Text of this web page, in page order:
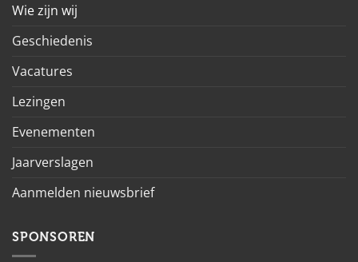
Wie zijn wij
Geschiedenis
Vacatures
Lezingen
Evenementen
Jaarverslagen
Aanmelden nieuwsbrief
SPONSOREN